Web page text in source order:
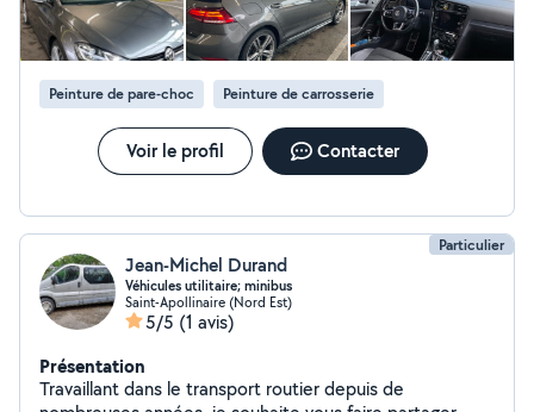
alentours.
Peinture de pare-choc Peinture de carrosserie
Voir le profil Contacter
Particulier
Jean-Michel Durand
Véhicules utilitaire; minibus
Saint-Apollinaire (Nord Est)
5/5 (1 avis)
Présentation
Travaillant dans le transport routier depuis de